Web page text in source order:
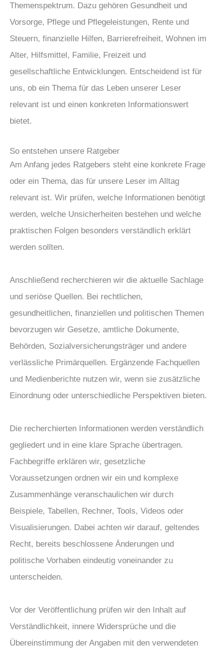
Themenspektrum. Dazu gehören Gesundheit und
Vorsorge, Pflege und Pflegeleistungen, Rente und
Steuern, finanzielle Hilfen, Barrierefreiheit, Wohnen im
Alter, Hilfsmittel, Familie, Freizeit und
gesellschaftliche Entwicklungen. Entscheidend ist für
uns, ob ein Thema für das Leben unserer Leser
relevant ist und einen konkreten Informationswert
bietet.
So entstehen unsere Ratgeber
Am Anfang jedes Ratgebers steht eine konkrete Frage
oder ein Thema, das für unsere Leser im Alltag
relevant ist. Wir prüfen, welche Informationen benötigt
werden, welche Unsicherheiten bestehen und welche
praktischen Folgen besonders verständlich erklärt
werden sollten.
Anschließend recherchieren wir die aktuelle Sachlage
und seriöse Quellen. Bei rechtlichen,
gesundheitlichen, finanziellen und politischen Themen
bevorzugen wir Gesetze, amtliche Dokumente,
Behörden, Sozialversicherungsträger und andere
verlässliche Primärquellen. Ergänzende Fachquellen
und Medienberichte nutzen wir, wenn sie zusätzliche
Einordnung oder unterschiedliche Perspektiven bieten.
Die recherchierten Informationen werden verständlich
gegliedert und in eine klare Sprache übertragen.
Fachbegriffe erklären wir, gesetzliche
Voraussetzungen ordnen wir ein und komplexe
Zusammenhänge veranschaulichen wir durch
Beispiele, Tabellen, Rechner, Tools, Videos oder
Visualisierungen. Dabei achten wir darauf, geltendes
Recht, bereits beschlossene Änderungen und
politische Vorhaben eindeutig voneinander zu
unterscheiden.
Vor der Veröffentlichung prüfen wir den Inhalt auf
Verständlichkeit, innere Widersprüche und die
Übereinstimmung der Angaben mit den verwendeten